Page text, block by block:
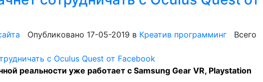
Опубликовано 17-05-2019 в Креатив программинг Всего
реальности уже работает с Samsung Gear VR, Playstation